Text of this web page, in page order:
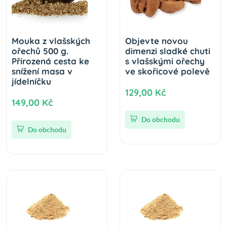
Mouka z vlašských
ořechů 500 g.
Přirozená cesta ke
snížení masa v
jídelníčku
149,00 Kč
Do obchodu
Objevte novou
dimenzi sladké chuti
s vlašskými ořechy
ve skořicové polevě
129,00 Kč
Do obchodu